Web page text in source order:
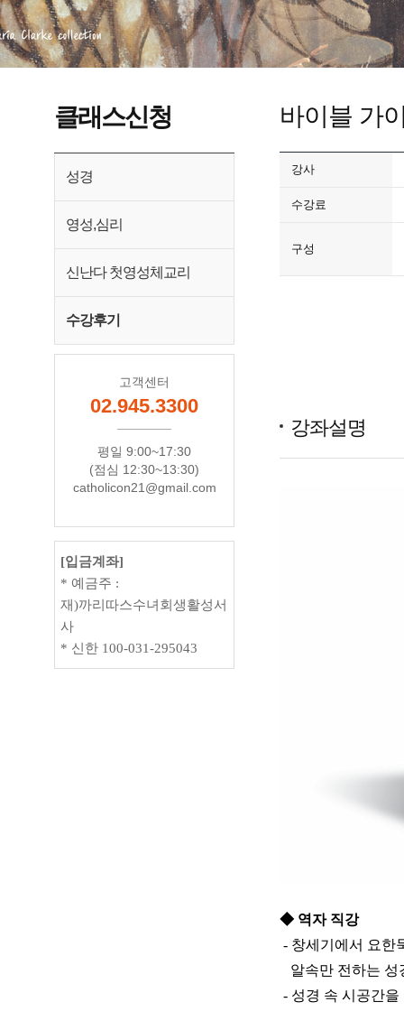
클래스신청
성경
영성,심리
신난다 첫영성체교리
수강후기
고객센터
02.945.3300
평일 9:00~17:30
(점심 12:30~13:30)
catholicon21@gmail.com
[입금계좌]
* 예금주 :
재)까리따스수녀회생활성서
사
* 신한 100-031-295043
바이블 가
강사
수강료
구성
강좌설명
◆ 역자 직강
- 창세기에서 요한
알속만 전하는 성
- 성경 속 시공간을